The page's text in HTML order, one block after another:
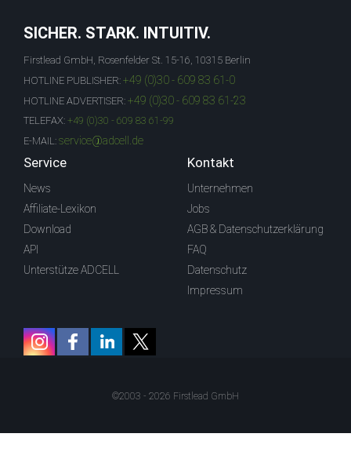
SICHER. STARK. INTUITIV.
Firstlead GmbH, Rosenfelder St. 15-16, 10315 Berlin
HOTLINE PUBLISHER: +49 (0)30 - 609 83 61-0
HOTLINE ADVERTISER: +49 (0)30 - 609 83 61-23
TELEFAX: +49 (0)30 - 609 83 61-99
E-MAIL: service@adcell.de
Service
News
Affiliate-Lexikon
Download
API
Unterstütze ADCELL
Kontakt
Unternehmen
Jobs
AGB & Datenschutzerklärung
FAQ
Datenschutz
Impressum
©2003 - 2026 Firstlead GmbH